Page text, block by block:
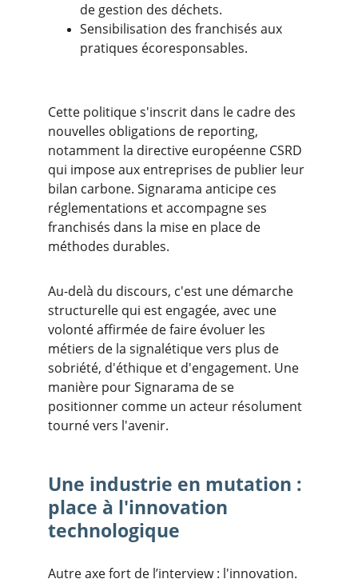
de gestion des déchets.
Sensibilisation des franchisés aux
pratiques écoresponsables.
Cette politique s'inscrit dans le cadre des
nouvelles obligations de reporting,
notamment la directive européenne CSRD
qui impose aux entreprises de publier leur
bilan carbone. Signarama anticipe ces
réglementations et accompagne ses
franchisés dans la mise en place de
méthodes durables.
Au-delà du discours, c'est une démarche
structurelle qui est engagée, avec une
volonté affirmée de faire évoluer les
métiers de la signalétique vers plus de
sobriété, d'éthique et d'engagement. Une
manière pour Signarama de se
positionner comme un acteur résolument
tourné vers l'avenir.
Une industrie en mutation :
place à l'innovation
technologique
Autre axe fort de l’interview : l'innovation.